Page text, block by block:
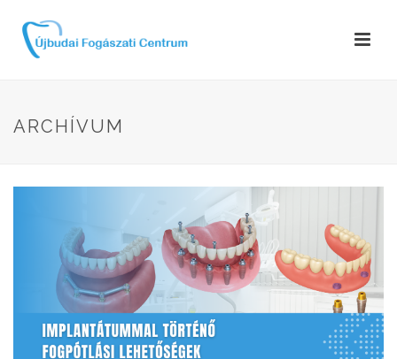
ARCHÍVUM